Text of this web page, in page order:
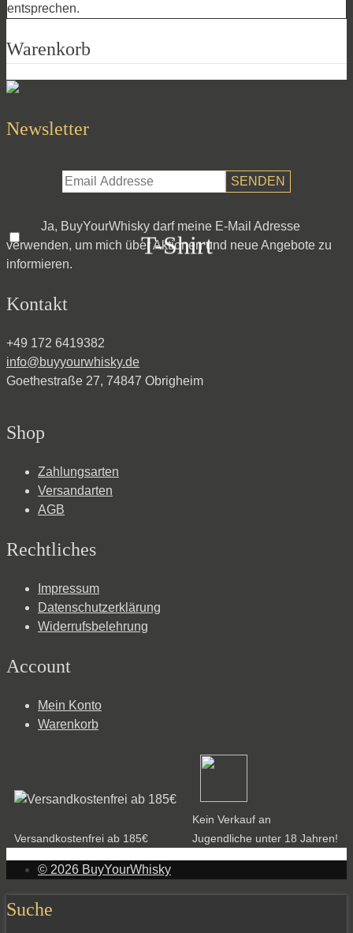
T-Shirt
entsprechen.
Warenkorb
Newsletter
Ja, BuyYourWhisky darf meine E-Mail Adresse
verwenden, um mich über Aktionen und neue Angebote zu
informieren.
Kontakt
+49 172 6419382
info@buyyourwhisky.de
Goethestraße 27, 74847 Obrigheim
Shop
Zahlungsarten
Versandarten
AGB
Rechtliches
Impressum
Datenschutzerklärung
Widerrufsbelehrung
Account
Mein Konto
Warenkorb
Versandkostenfrei ab 185€
Kein Verkauf an
Jugendliche unter 18 Jahren!
© 2026 BuyYourWhisky
Suche